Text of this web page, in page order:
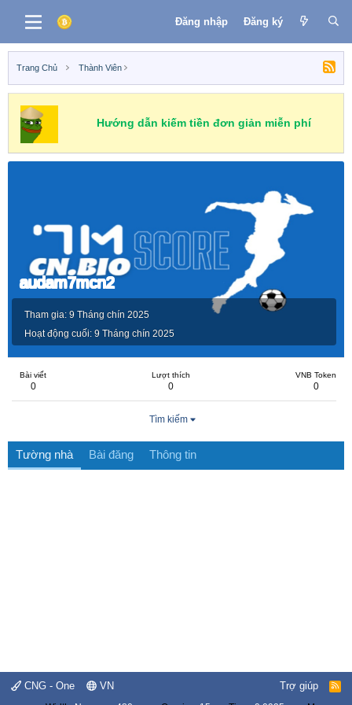
Đăng nhập Đăng ký
Trang Chủ Thành Viên
Hướng dẫn kiếm tiền đơn giản miễn phí
audam7mcn2
Tham gia 9 Tháng chín 2025
Hoạt động cuối 9 Tháng chín 2025
Bài viết
0
Lượt thích
0
VNB Token
0
Tìm kiếm
Tường nhà Bài đăng Thông tin
CNG - One VN Trợ giúp
R